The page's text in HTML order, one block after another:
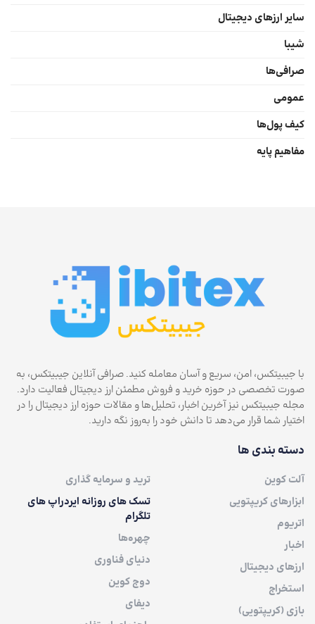
سایر ارزهای دیجیتال
شیبا
صرافی‌ها
عمومی
کیف پول‌ها
مفاهیم پایه
با جیبیتکس، امن، سریع و آسان معامله کنید. صرافی آنلاین جیبیتکس، به
صورت تخصصی در حوزه خرید و فروش مطمئن ارز دیجیتال فعالیت دارد.
مجله جیبیتکس نیز آخرین اخبار، تحلیل‌ها و مقالات حوزه ارز دیجیتال را در
اختیار شما قرار می‌دهد تا دانش خود را به‌روز نگه دارید.
دسته بندی ها
آلت کوین
ابزارهای کریپتویی
اتریوم
اخبار
ارزهای دیجیتال
استخراج
بازی (کریپتویی)
ترید و سرمایه گذاری
تسک های روزانه ایردراپ های
تلگرام
چهره‌ها
دنیای فناوری
دوج کوین
دیفای